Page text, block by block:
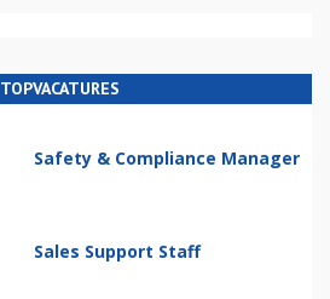
TOPVACATURES
Safety & Compliance Manager
Sales Support Staff